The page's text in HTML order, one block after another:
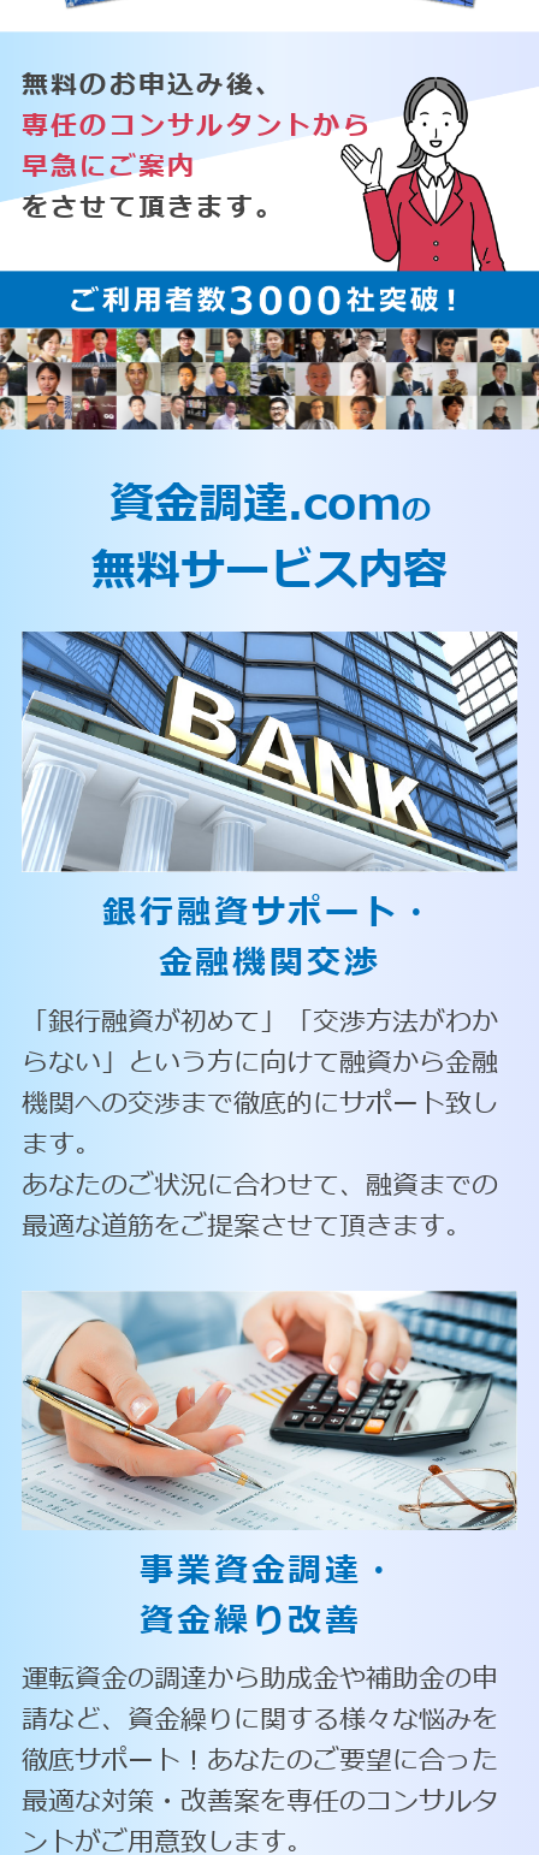
無料のお申込み後、
専任のコンサルタントから
早急にご案内
をさせて頂きます。
資金調達.comの
無料サービス内容
銀行融資サポート・
金融機関交渉
「銀行融資が初めて」「交渉方法がわか
らない」という方に向けて融資から金融
機関への交渉まで徹底的にサポート致し
ます。
あなたのご状況に合わせて、融資までの
最適な道筋をご提案させて頂きます。
事業資金調達・
資金繰り改善
運転資金の調達から助成金や補助金の申
請など、資金繰りに関する様々な悩みを
徹底サポート！あなたのご要望に合った
最適な対策・改善案を専任のコンサルタ
ントがご用意致します。